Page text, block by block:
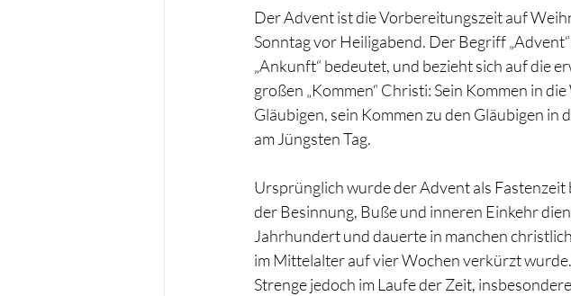
Der Advent ist die Vorbereitungszeit auf
Sonntag vor Heiligabend. Der Begriff
„Ankunft“ bedeutet, und bezieht sich auf die
großen „Kommen“ Christi: Sein Kommen in
Gläubigen, sein Kommen zu den Gläubigen in
am Jüngsten Tag.
Ursprünglich wurde der Advent als
der Besinnung, Buße und inneren Einkehr
Jahrhundert und dauerte in manchen
im Mittelalter auf vier Wochen verkürzt
Strenge jedoch im Laufe der Zeit,